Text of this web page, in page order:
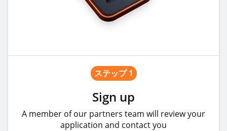
ステップ 1
Sign up
A member of our partners team will review your
application and contact you